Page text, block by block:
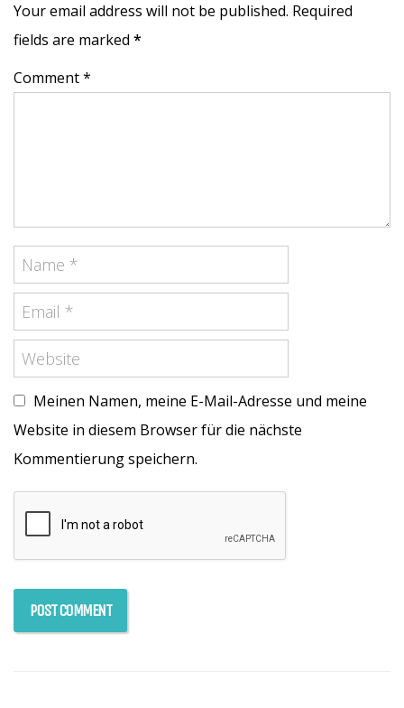
Your email address will not be published. Required
fields are marked *
Comment *
Meinen Namen, meine E-Mail-Adresse und meine
Website in diesem Browser für die nächste
Kommentierung speichern.